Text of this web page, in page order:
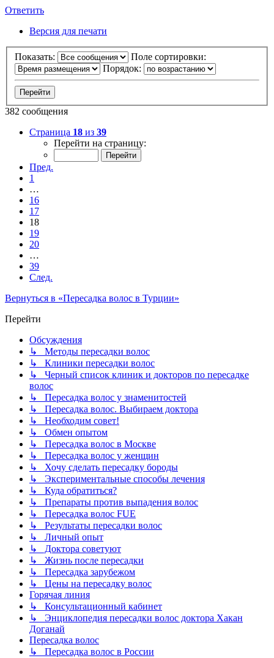
Ответить
Версия для печати
Показать:
Поле сортировки:
Порядок:
382 сообщения
Страница 18 из 39
Перейти на страницу:
Пред.
1
…
16
17
18
19
20
…
39
След.
Вернуться в «Пересадка волос в Турции»
Перейти
Обсуждения
↳ Методы пересадки волос
↳ Клиники пересадки волос
↳ Черный список клиник и докторов по пересадке
волос
↳ Пересадка волос у знаменитостей
↳ Пересадка волос. Выбираем доктора
↳ Необходим совет!
↳ Обмен опытом
↳ Пересадка волос в Москве
↳ Пересадка волос у женщин
↳ Хочу сделать пересадку бороды
↳ Экспериментальные способы лечения
↳ Куда обратиться?
↳ Препараты против выпадения волос
↳ Пересадка волос FUE
↳ Результаты пересадки волос
↳ Личный опыт
↳ Доктора советуют
↳ Жизнь после пересадки
↳ Пересадка зарубежом
↳ Цены на пересадку волос
Горячая линия
↳ Консультационный кабинет
↳ Энциклопедия пересадки волос доктора Хакан
Доганай
Пересадка волос
↳ Пересадка волос в России